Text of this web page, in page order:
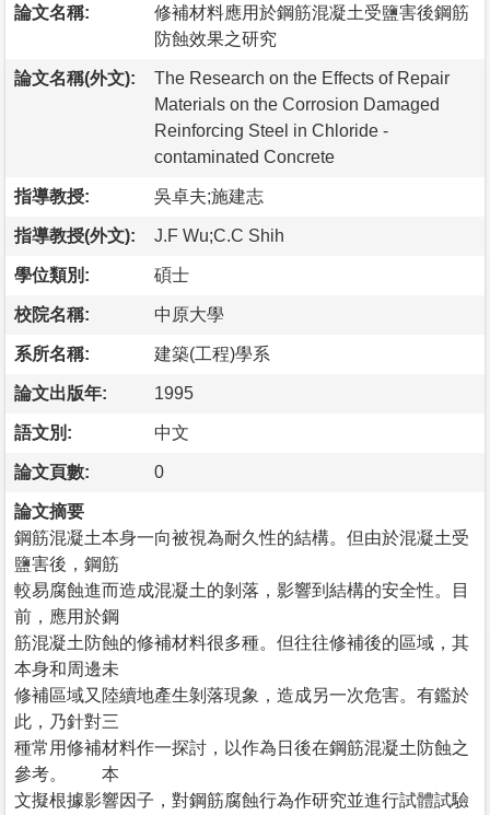
論文名稱:
修補材料應用於鋼筋混凝土受鹽害後鋼筋
防蝕效果之研究
論文名稱(外文):
The Research on the Effects of Repair
Materials on the Corrosion Damaged
Reinforcing Steel in Chloride -
contaminated Concrete
指導教授: 吳卓夫;施建志
指導教授(外文): J.F Wu;C.C Shih
學位類別: 碩士
校院名稱: 中原大學
系所名稱: 建築(工程)學系
論文出版年: 1995
語文別: 中文
論文頁數: 0
論文摘要
鋼筋混凝土本身一向被視為耐久性的結構。但由於混凝土受
鹽害後，鋼筋
較易腐蝕進而造成混凝土的剝落，影響到結構的安全性。目
前，應用於鋼
筋混凝土防蝕的修補材料很多種。但往往修補後的區域，其
本身和周邊未
修補區域又陸續地產生剝落現象，造成另一次危害。有鑑於
此，乃針對三
種常用修補材料作一探討，以作為日後在鋼筋混凝土防蝕之
參考。 本
文擬根據影響因子，對鋼筋腐蝕行為作研究並進行試體試驗